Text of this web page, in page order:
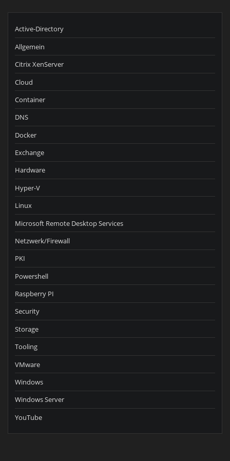
Active-Directory
Allgemein
Citrix XenServer
Cloud
Container
DNS
Docker
Exchange
Hardware
Hyper-V
Linux
Microsoft Remote Desktop Services
Netzwerk/Firewall
PKI
Powershell
Raspberry PI
Security
Storage
Tooling
VMware
Windows
Windows Server
YouTube